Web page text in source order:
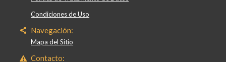
Condiciones de Uso
Navegación:
Mapa del Sitio
Contacto: